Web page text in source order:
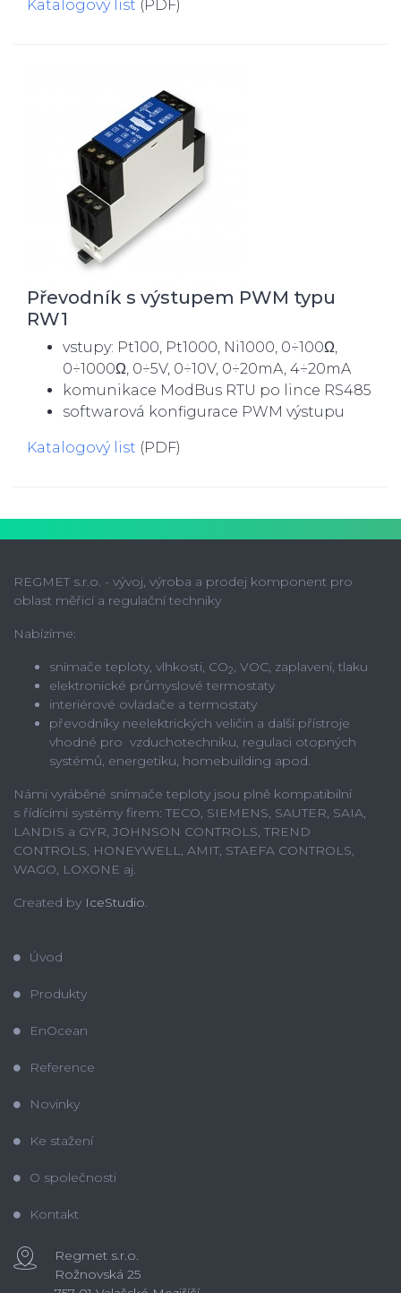
Katalogový list (PDF)
Převodník s výstupem PWM typu
RW1
vstupy: Pt100, Pt1000, Ni1000, 0÷100Ω,
0÷1000Ω, 0÷5V, 0÷10V, 0÷20mA, 4÷20mA
komunikace ModBus RTU po lince RS485
softwarová konfigurace PWM výstupu
Katalogový list (PDF)
REGMET s.r.o. - vývoj, výroba a prodej komponent pro
oblast měřicí a regulační techniky
Nabízíme:
snímače teploty, vlhkosti, CO2, VOC, zaplavení, tlaku
elektronické průmyslové termostaty
interiérové ovladače a termostaty
převodníky neelektrických veličin a další přístroje
vhodné pro vzduchotechniku, regulaci otopných
systémů, energetiku, homebuilding apod.
Námi vyráběné snímače teploty jsou plně kompatibilní
s řídícími systémy firem: TECO, SIEMENS, SAUTER, SAIA,
LANDIS a GYR, JOHNSON CONTROLS, TREND
CONTROLS, HONEYWELL, AMIT, STAEFA CONTROLS,
WAGO, LOXONE aj.
Created by IceStudio.
Úvod
Produkty
EnOcean
Reference
Novinky
Ke stažení
O společnosti
Kontakt
Regmet s.r.o.
Rožnovská 25